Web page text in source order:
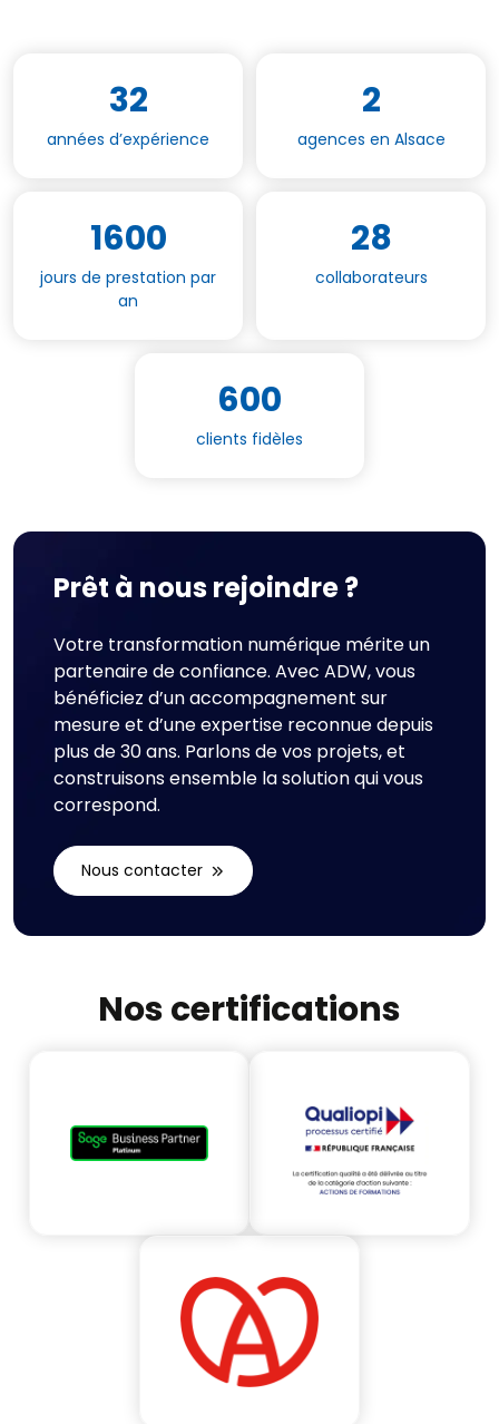
32
années d’expérience
2
agences en Alsace
1600
jours de prestation par
an
28
collaborateurs
600
clients fidèles
Prêt à nous rejoindre ?
Votre transformation numérique mérite un
partenaire de confiance. Avec ADW, vous
bénéficiez d’un accompagnement sur
mesure et d’une expertise reconnue depuis
plus de 30 ans. Parlons de vos projets, et
construisons ensemble la solution qui vous
correspond.
Nous contacter
Nos certifications